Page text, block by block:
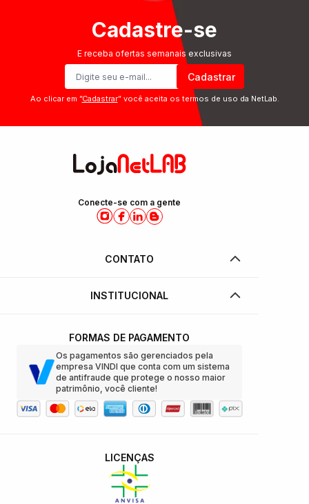
Cadastre-se
E receba ofertas semanais exclusivas
Cadastrar
Ao clicar em ”Cadastrar” você aceita os termos de uso da NetLab.
Conecte-se com a gente
CONTATO
INSTITUCIONAL
FORMAS DE PAGAMENTO
Os pagamentos são gerenciados pela
empresa VINDI que conta com um sistema
de antifraude que protege o nosso maior
patrimônio, você cliente!
LICENÇAS